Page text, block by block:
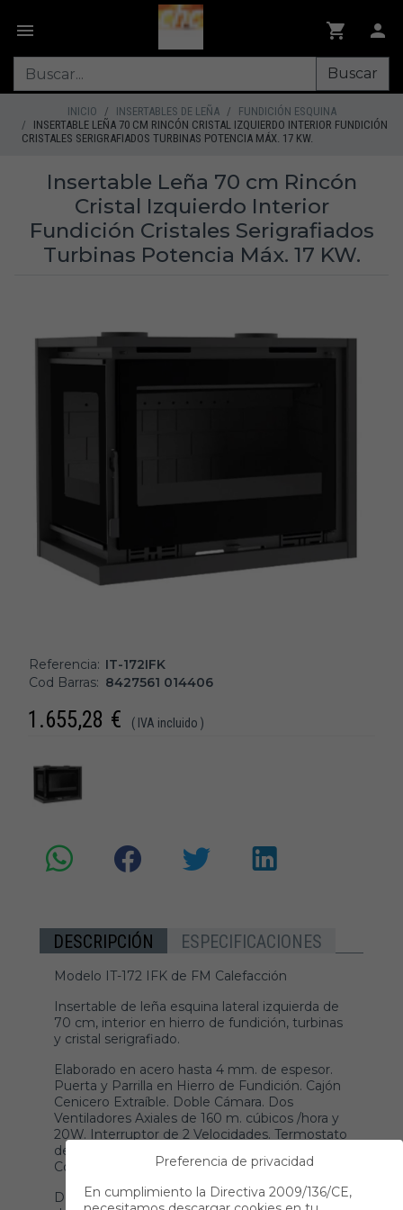
Buscar
INICIO INSERTABLES DE LEÑA
FUNDICIÓN ESQUINA
INSERTABLE LEÑA 70 CM RINCÓN CRISTAL IZQUIERDO INTERIOR FUNDICIÓN
CRISTALES SERIGRAFIADOS TURBINAS POTENCIA MÁX. 17 KW.
Insertable Leña 70 cm Rincón
Cristal Izquierdo Interior
Fundición Cristales Serigrafiados
Turbinas Potencia Máx. 17 KW.
Referencia: IT-172IFK
Cod Barras: 8427561 014406
1.655,28 € ( IVA incluido )
DESCRIPCIÓN ESPECIFICACIONES
Modelo IT-172 IFK de FM Calefacción
Insertable de leña esquina lateral izquierda de
70 cm, interior en hierro de fundición, turbinas
y cristal serigrafiado.
Elaborado en acero hasta 4 mm. de espesor.
Puerta y Parrilla en Hierro de Fundición. Cajón
Cenicero Extraíble. Doble Cámara. Dos
Ventiladores Axiales de 160 m. cúbicos /hora y
20W. Interruptor de 2 Velocidades. Termostato
de Seguridad en Posición 0. Sistema de Doble
Combustión.
Destacará una esquina de su salón con una
Preferencia de privacidad
En cumplimiento la Directiva 2009/136/CE,